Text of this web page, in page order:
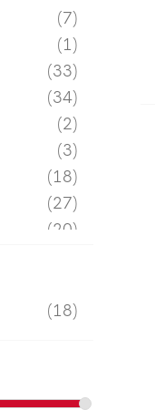
7
1
33
34
2
3
18
27
20
18